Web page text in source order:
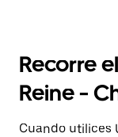
Recorre
Reine -
Cuando utilices